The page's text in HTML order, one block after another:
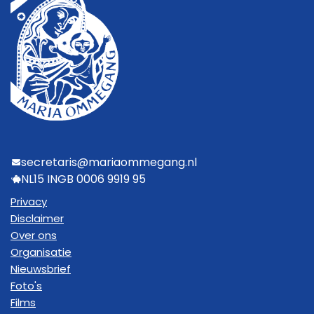
secretaris@mariaommegang.nl
NL15 INGB 0006 9919 95
Privacy
Disclaimer
Over ons
Organisatie
Nieuwsbrief
Foto's
Films